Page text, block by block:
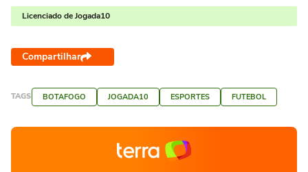
Licenciado de Jogada10
Compartilhar
TAGS BOTAFOGO JOGADA10 ESPORTES FUTEBOL